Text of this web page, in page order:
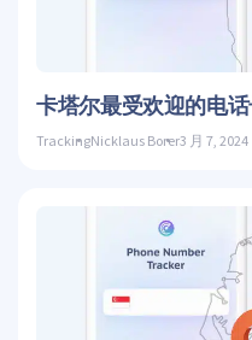
卡塔尔最受欢迎的电
TrackingNicklaus Borer3 月 7, 2024